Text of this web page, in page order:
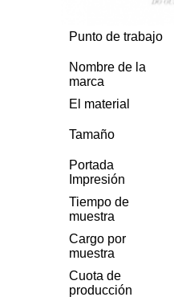
Punto de trabajo
Nombre de la
marca
El material
Tamaño
Portada
Impresión
Tiempo de
muestra
Cargo por
muestra
Cuota de
producción